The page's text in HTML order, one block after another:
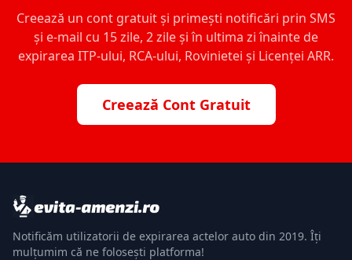
Creează un cont gratuit și primești notificări prin SMS
și e-mail cu 15 zile, 2 zile și în ultima zi înainte de
expirarea ITP-ului, RCA-ului, Rovinietei și Licenței ARR.
Creează Cont Gratuit
Notificăm utilizatorii de expirarea actelor auto din 2019. Îți
mulțumim că ne folosești platforma!